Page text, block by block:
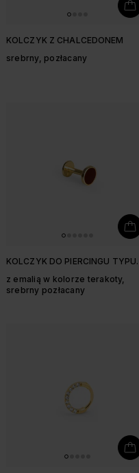
KOLCZYK Z CHALCEDONEM
srebrny, pozłacany
KOLCZYK DO PIERCINGU TYPU
z emalią w kolorze terakoty,
srebrny pozłacany